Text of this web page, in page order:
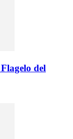
del